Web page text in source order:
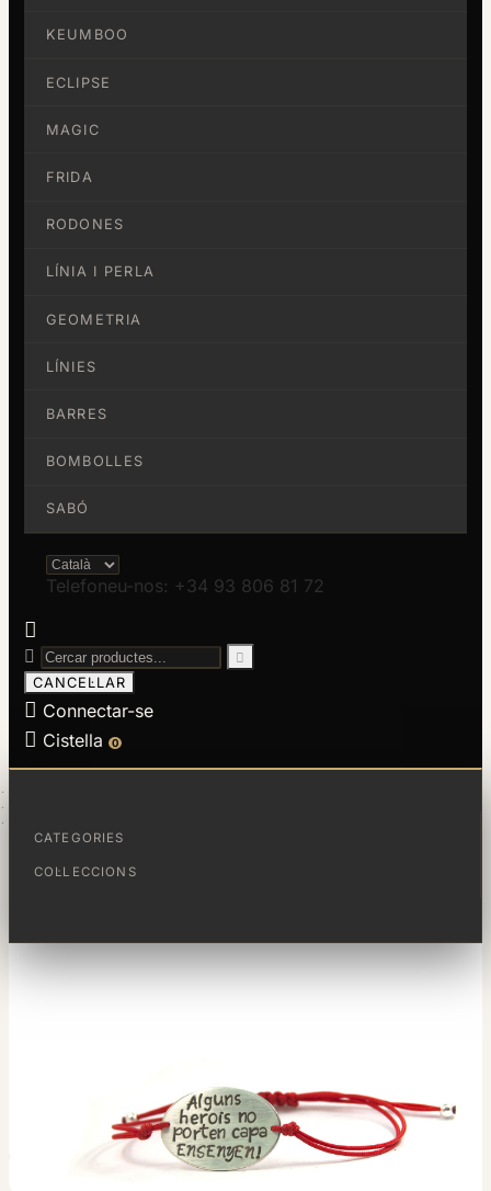
CATEGORIES
COL·LECCIONS
KEUMBOO
ECLIPSE
MAGIC
FRIDA
RODONES
LÍNIA I PERLA
GEOMETRIA
LÍNIES
BARRES
BOMBOLLES
SABÓ
Telefoneu-nos: +34 93 806 81 72



CANCEL·LAR
 Connectar-se
 Cistella 0